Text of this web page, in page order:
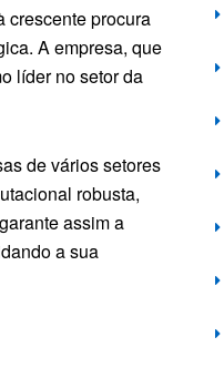
crescente procura
A empresa, que
líder no setor da
de vários setores
robusta,
assim a
a sua